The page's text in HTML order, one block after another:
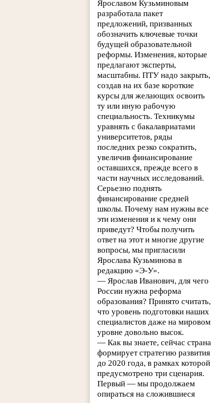
Ярославом Кузьминовым
разработала пакет
предложений, призванных
обозначить ключевые точки
будущей образовательной
реформы. Изменения, которые
предлагают эксперты,
масштабны. ПТУ надо закрыть,
создав на их базе короткие
курсы для желающих освоить
ту или иную рабочую
специальность. Техникумы
уравнять с бакалавриатами
университетов, ряды
последних резко сократить,
увеличив финансирование
оставшихся, прежде всего в
части научных исследований.
Серьезно поднять
финансирование средней
школы. Почему нам нужны все
эти изменения и к чему они
приведут? Чтобы получить
ответ на этот и многие другие
вопросы, мы пригласили
Ярослава Кузьминова в
редакцию «Э-У».
— Ярослав Иванович, для чего
России нужна реформа
образования? Принято считать,
что уровень подготовки наших
специалистов даже на мировом
уровне довольно высок.
— Как вы знаете, сейчас страна
формирует стратегию развития
до 2020 года, в рамках которой
предусмотрено три сценария.
Первый — мы продолжаем
опираться на сложившиеся